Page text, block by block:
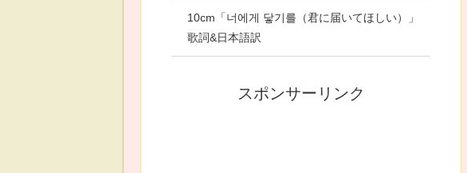
10cm「너에게 닿기를（君に届いてほしい）」
歌詞&日本語訳
スポンサーリンク